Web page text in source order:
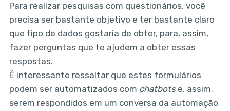
Para realizar pesquisas com questionários, você
precisa ser bastante objetivo e ter bastante claro
que tipo de dados gostaria de obter, para, assim,
fazer perguntas que te ajudem a obter essas
respostas.
É interessante ressaltar que estes formulários
podem ser automatizados com chatbots e, assim,
serem respondidos em um conversa da automação